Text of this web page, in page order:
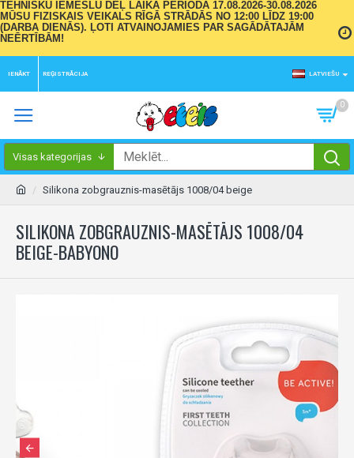
TEHNISKU IEMESLU DĒĻ LAIKA PERIODĀ 17.08.2026-30.08.2026
MŪSU FIZISKAIS VEIKALS RĪGĀ STRĀDĀS NO 12:00 LĪDZ 19:00
(DARBA DIENĀS). ĻOTI ATVAINOJAMIES PAR SAGĀDĀTAJĀM
NEĒRTĪBĀM!
IENĀKT REĢISTRĀCIJA LATVIEŠU
0
Visas kategorijas
Silikona zobgrauznis-masētājs 1008/04 beige
SILIKONA ZOBGRAUZNIS-MASĒTĀJS 1008/04
BEIGE-BABYONO